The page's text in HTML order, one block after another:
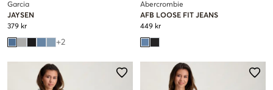
Garcia
JAYSEN
379 kr
+2
Abercrombie
AFB LOOSE FIT JEANS
449 kr